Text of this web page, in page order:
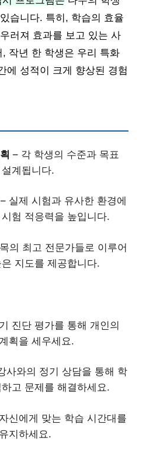
습니다. 특히, 학습의 효율
러져 효과를 보고 있는 사
작년 한 학생은 우리 특화
에 성적이 크게 향상된 경험
– 각 학생의 수준과 목표
계됩니다.
– 실제 시험과 유사한 환경에
험 적응력을 높입니다.
의 최고 전문가들로 이루어
지도를 제공합니다.
진단 평가를 통해 개인의
획을 세우세요.
사와의 정기 상담을 통해 학
고 문제를 해결하세요.
신에게 맞는 학습 시간대를
지하세요.